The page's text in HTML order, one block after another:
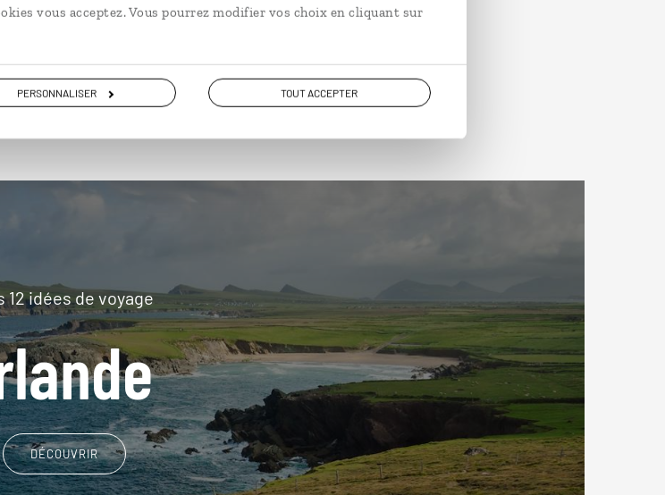
vous acceptez. Vous pourrez modifier vos choix en cliquant sur
PERSONNALISER TOUT ACCEPTER
12 idées de voyage
DÉCOUVRIR